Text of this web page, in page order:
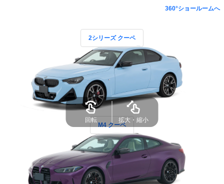
360°ショールームへ
2シリーズ クーペ
M4 クーペ
回転 拡大・縮小